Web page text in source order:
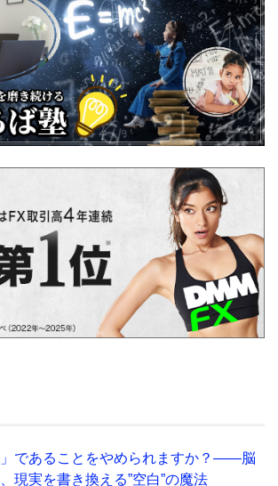
であることをやめられますか？——脳
現実を書き換える”空白”の魔法